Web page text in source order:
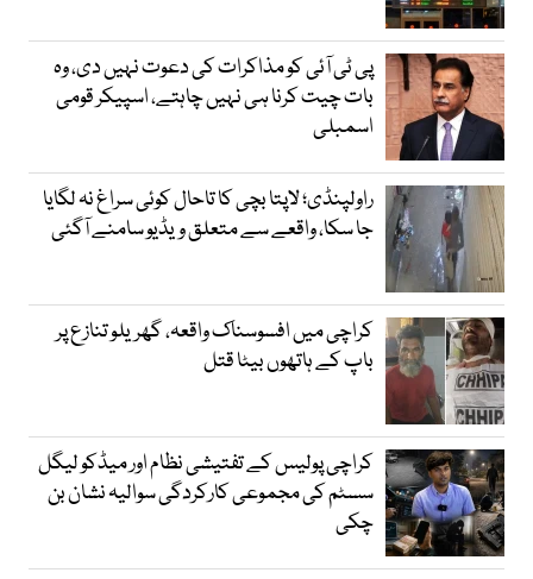
پی ٹی آئی کو مذاکرات کی دعوت نہیں دی، وہ
بات چیت کرنا ہی نہیں چاہتے، اسپیکر قومی
اسمبلی
راولپنڈی؛ لاپتا بچی کا تاحال کوئی سراغ نہ لگایا
جا سکا، واقعے سے متعلق ویڈیو سامنے آگئی
کراچی میں افسوسناک واقعہ، گھریلو تنازع پر
باپ کے ہاتھوں بیٹا قتل
کراچی پولیس کے تفتیشی نظام اور میڈکو لیگل
سسٹم کی مجموعی کارکردگی سوالیہ نشان بن
چکی